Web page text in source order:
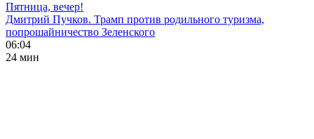
Пятница, вечер!
Дмитрий Пучков. Трамп против родильного туризма,
попрошайничество Зеленского
06:04
24 мин